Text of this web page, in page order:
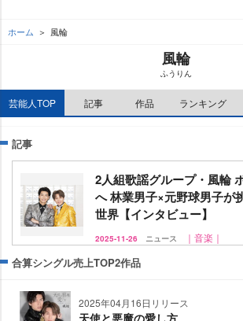
ホーム 風輪
風輪
ふうりん
芸能人TOP 記事 作品 ランキング
記事
2人組歌謡グループ・風輪
へ 林業男子×元野球男子が
世界【インタビュー】
2025-11-26 ニュース ｜音楽｜
合算シングル売上TOP2作品
2025年04月16日リリース
天使と悪魔の愛し方